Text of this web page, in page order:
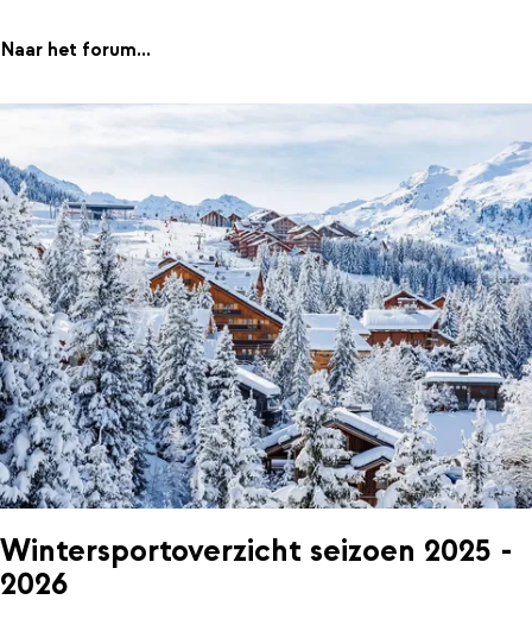
Naar het forum...
Wintersportoverzicht seizoen 2025 -
2026